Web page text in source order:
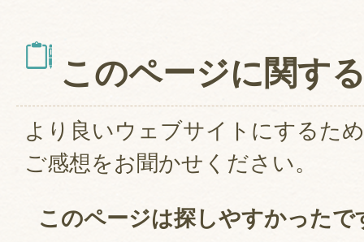
このページに関す
より良いウェブサイトにするた
ご感想をお聞かせください。
このページは探しやすかったで